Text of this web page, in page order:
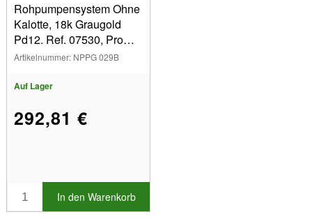
Rohpumpensystem Ohne
Kalotte, 18k Graugold
Pd12. Ref. 07530, Pro
Stück
Artikelnummer: NPPG 029B
Auf Lager
292,81 €
In den Warenkorb